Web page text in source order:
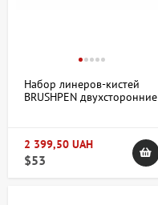
Набор линеров-кистей
BRUSHPEN двухсторонние
2 399,50 UAH
$53